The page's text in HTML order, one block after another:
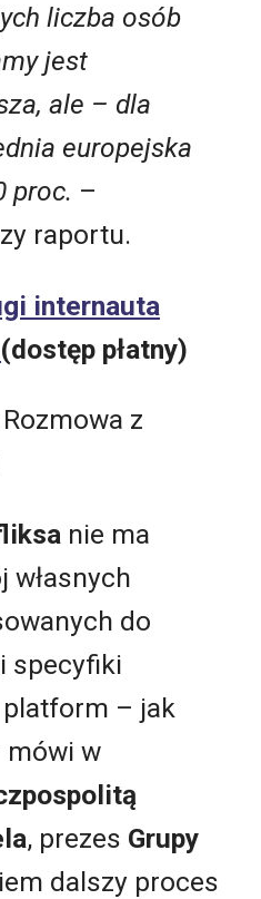
liczba osób
jest
ale – dla
europejska
proc. –
raportu.
internauta
(dostęp płatny)
Rozmowa z
nie ma
własnych
do
specyfiki
– jak
mówi w
, prezes Grupy
dalszy proces